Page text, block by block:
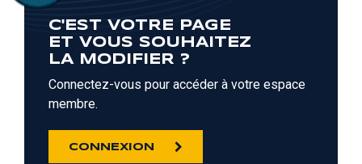
C'EST VOTRE PAGE
ET VOUS SOUHAITEZ
LA MODIFIER ?
Connectez-vous pour accéder à votre espace
membre.
CONNEXION